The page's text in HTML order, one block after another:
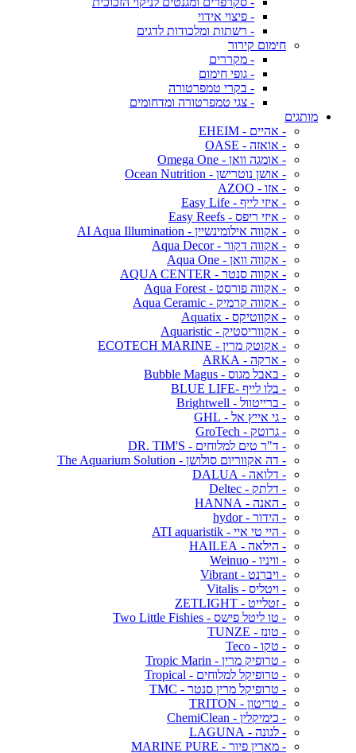
- פיצוי אידוי
- רשתות ומלכודות לדגים
חימום קירור
- מקררים
- גופי חימום
- בקרי טמפרטורה
- צגי טמפרטורה ומדחומים
מותגים
- אהיים - EHEIM
- אואזה - OASE
- אומגה וואן - Omega One
- אושן נוטרישן - Ocean Nutrition
- אזו - AZOO
- איזי לייף - Easy Life
- איזי ריפס - Easy Reefs
- אקווה אילומינשיין - AI Aqua Illumination
- אקווה דקור - Aqua Decor
- אקווה וואן - Aqua One
- אקווה סנטר - AQUA CENTER
- אקווה פורסט - Aqua Forest
- אקווה קרמיק - Aqua Ceramic
- אקווטיקס - Aquatix
- אקווריסטיק - Aquaristic
- אקוטק מרין - ECOTECH MARINE
- ארקה - ARKA
- באבל מגוס - Bubble Magus
- בלו לייף -BLUE LIFE
- ברייטוול - Brightwell
- גי אייץ אל - GHL
- גרוטק - GroTech
- ד"ר טים למלוחים - DR. TIM'S
- דה אקווריום סולושן - The Aquarium Solution
- דלואה - DALUA
- דלתק - Deltec
- האנה - HANNA
- הידור - hydor
- היי טי איי - ATI aquaristik
- הילאה - HAILEA
- וויניו - Weinuo
- ויברנט - Vibrant
- ויטליס - Vitalis
- זטלייט - ZETLIGHT
- טו ליטל פישס - Two Little Fishies
- טונז - TUNZE
- טקו - Teco
- טרופיק מרין - Tropic Marin
- טרופיקל למלוחים - Tropical
- טרופיקל מרין סנטר - TMC
- טריטון - TRITON
- כימיקלין - ChemiClean
- לגונה - LAGUNA
- מארין פיור - MARINE PURE